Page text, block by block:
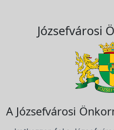
Józsefvárosi
A Józsefvárosi